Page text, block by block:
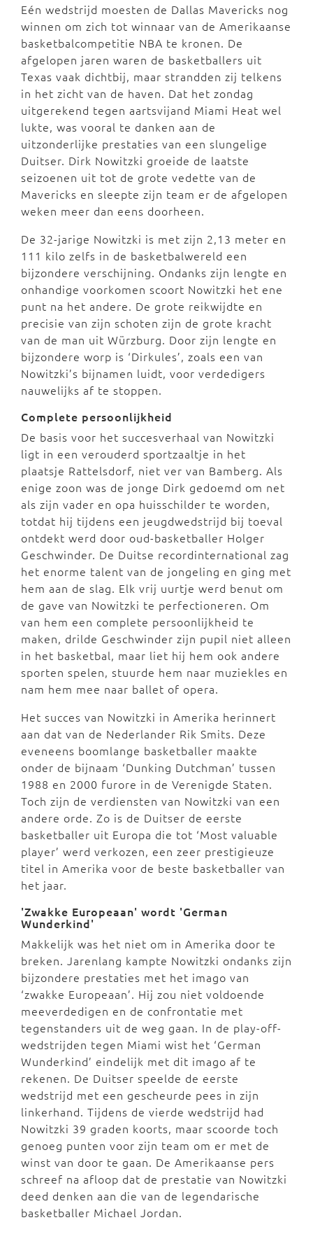
Eén wedstrijd moesten de Dallas Mavericks nog
winnen om zich tot winnaar van de Amerikaanse
basketbalcompetitie NBA te kronen. De
afgelopen jaren waren de basketballers uit
Texas vaak dichtbij, maar strandden zij telkens
in het zicht van de haven. Dat het zondag
uitgerekend tegen aartsvijand Miami Heat wel
lukte, was vooral te danken aan de
uitzonderlijke prestaties van een slungelige
Duitser. Dirk Nowitzki groeide de laatste
seizoenen uit tot de grote vedette van de
Mavericks en sleepte zijn team er de afgelopen
weken meer dan eens doorheen.
De 32-jarige Nowitzki is met zijn 2,13 meter en
111 kilo zelfs in de basketbalwereld een
bijzondere verschijning. Ondanks zijn lengte en
onhandige voorkomen scoort Nowitzki het ene
punt na het andere. De grote reikwijdte en
precisie van zijn schoten zijn de grote kracht
van de man uit Würzburg. Door zijn lengte en
bijzondere worp is ‘Dirkules’, zoals een van
Nowitzki’s bijnamen luidt, voor verdedigers
nauwelijks af te stoppen.
Complete persoonlijkheid
De basis voor het succesverhaal van Nowitzki
ligt in een verouderd sportzaaltje in het
plaatsje Rattelsdorf, niet ver van Bamberg. Als
enige zoon was de jonge Dirk gedoemd om net
als zijn vader en opa huisschilder te worden,
totdat hij tijdens een jeugdwedstrijd bij toeval
ontdekt werd door oud-basketballer Holger
Geschwinder. De Duitse recordinternational zag
het enorme talent van de jongeling en ging met
hem aan de slag. Elk vrij uurtje werd benut om
de gave van Nowitzki te perfectioneren. Om
van hem een complete persoonlijkheid te
maken, drilde Geschwinder zijn pupil niet alleen
in het basketbal, maar liet hij hem ook andere
sporten spelen, stuurde hem naar muziekles en
nam hem mee naar ballet of opera.
Het succes van Nowitzki in Amerika herinnert
aan dat van de Nederlander Rik Smits. Deze
eveneens boomlange basketballer maakte
onder de bijnaam ‘Dunking Dutchman’ tussen
1988 en 2000 furore in de Verenigde Staten.
Toch zijn de verdiensten van Nowitzki van een
andere orde. Zo is de Duitser de eerste
basketballer uit Europa die tot ‘Most valuable
player’ werd verkozen, een zeer prestigieuze
titel in Amerika voor de beste basketballer van
het jaar.
'Zwakke Europeaan' wordt 'German
Wunderkind'
Makkelijk was het niet om in Amerika door te
breken. Jarenlang kampte Nowitzki ondanks zijn
bijzondere prestaties met het imago van
‘zwakke Europeaan’. Hij zou niet voldoende
meeverdedigen en de confrontatie met
tegenstanders uit de weg gaan. In de play-off-
wedstrijden tegen Miami wist het ‘German
Wunderkind’ eindelijk met dit imago af te
rekenen. De Duitser speelde de eerste
wedstrijd met een gescheurde pees in zijn
linkerhand. Tijdens de vierde wedstrijd had
Nowitzki 39 graden koorts, maar scoorde toch
genoeg punten voor zijn team om er met de
winst van door te gaan. De Amerikaanse pers
schreef na afloop dat de prestatie van Nowitzki
deed denken aan die van de legendarische
basketballer Michael Jordan.